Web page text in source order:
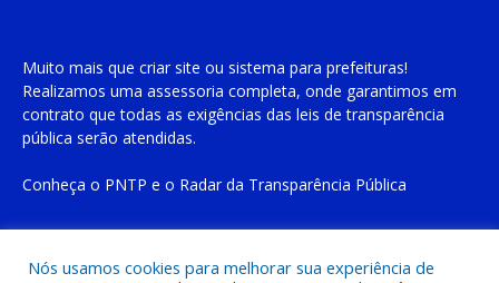
Muito mais que criar site ou sistema para prefeituras!
Realizamos uma assessoria completa, onde garantimos em
contrato que todas as exigências das leis de transparência
pública serão atendidas.
Conheça o PNTP e o Radar da Transparência Pública
Nós usamos cookies para melhorar sua experiência de